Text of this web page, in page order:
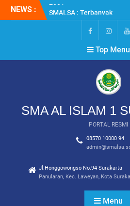
NEWS :
SMALSA : Terbanyak
Diterima di Jalur SNBT
MPLS RAMAH 2026
REUNI PERAK : SMALSA
2001
Top Menu
SMA AL ISLAM 1
PORTAL RESMI
08570 10000 94
Jl.Honggowongso No.94 Surakarta
Panularan, Kec. Laweyan, Kota
Menu